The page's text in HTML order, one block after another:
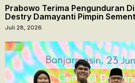
Prabowo Terima Pengunduran
Destry Damayanti Pimpin
Juli 28, 2026